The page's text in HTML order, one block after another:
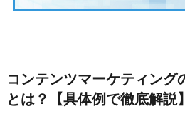
コンテンツマーケティング
とは？【具体例で徹底解説】